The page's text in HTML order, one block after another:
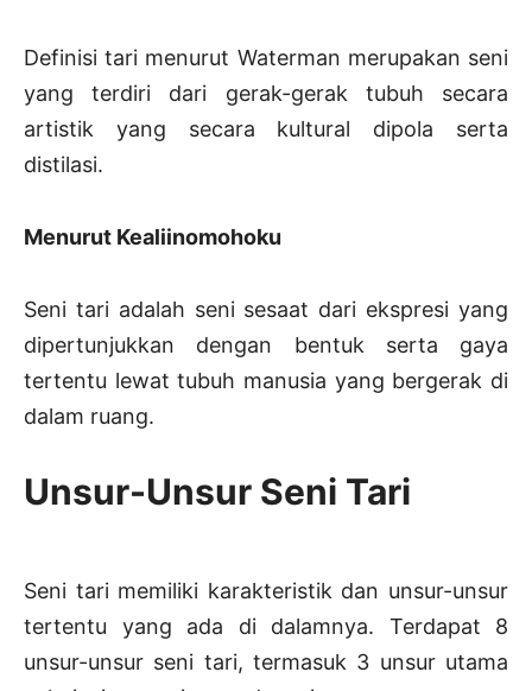
Definisi tari menurut Waterman merupakan seni
yang terdiri dari gerak-gerak tubuh secara
artistik yang secara kultural dipola serta
distilasi.
Menurut Kealiinomohoku
Seni tari adalah seni sesaat dari ekspresi yang
dipertunjukkan dengan bentuk serta gaya
tertentu lewat tubuh manusia yang bergerak di
dalam ruang.
Unsur-Unsur Seni Tari
Seni tari memiliki karakteristik dan unsur-unsur
tertentu yang ada di dalamnya. Terdapat 8
unsur-unsur seni tari, termasuk 3 unsur utama